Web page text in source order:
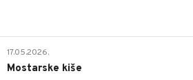
17.05.2026.
Mostarske kiše